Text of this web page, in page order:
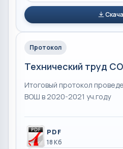
Протокол
Технический труд
Итоговый протокол
ВОШ в 2020-2021 уч.году
PDF
18 Кб